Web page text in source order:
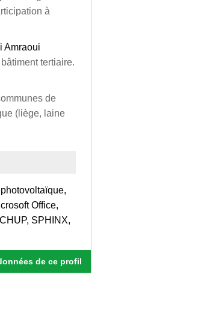
à
Amraoui
tertiaire.
de
(liège, laine
Office,
SPHINX,
de ce profil